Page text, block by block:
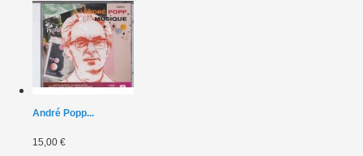
André Popp...
15,00 €